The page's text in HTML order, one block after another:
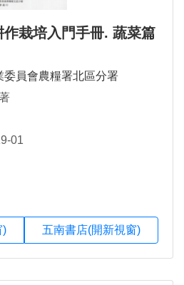
栽培入門手冊. 蔬菜篇
委員會農糧署北區分署
01
) 五南書店(開新視窗)